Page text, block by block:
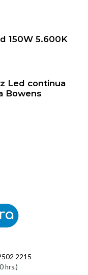
150W 5.600K
Led continua
Bowens
2215
hrs.)